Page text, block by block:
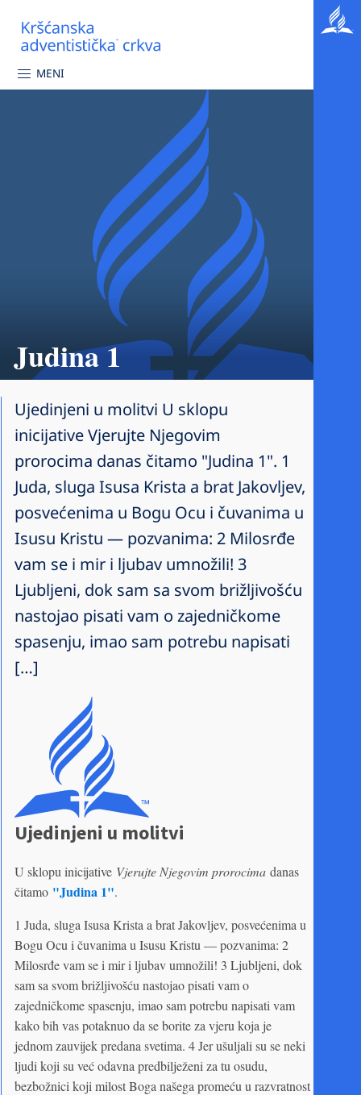
MENI
Judina 1
Ujedinjeni u molitvi U sklopu
inicijative Vjerujte Njegovim
prorocima danas čitamo "Judina 1". 1
Juda, sluga Isusa Krista a brat Jakovljev,
posvećenima u Bogu Ocu i čuvanima u
Isusu Kristu — pozvanima: 2 Milosrđe
vam se i mir i ljubav umnožili! 3
Ljubljeni, dok sam sa svom brižljivošću
nastojao pisati vam o zajedničkome
spasenju, imao sam potrebu napisati
[…]
Ujedinjeni u molitvi
U sklopu inicijative Vjerujte Njegovim prorocima danas
čitamo "Judina 1".
1 Juda, sluga Isusa Krista a brat Jakovljev, posvećenima u
Bogu Ocu i čuvanima u Isusu Kristu — pozvanima: 2
Milosrđe vam se i mir i ljubav umnožili! 3 Ljubljeni, dok
sam sa svom brižljivošću nastojao pisati vam o
zajedničkome spasenju, imao sam potrebu napisati vam
kako bih vas potaknuo da se borite za vjeru koja je
jednom zauvijek predana svetima. 4 Jer ušuljali su se neki
ljudi koji su već odavna predbilježeni za tu osudu,
bezbožnici koji milost Boga našega promeću u razvratnost